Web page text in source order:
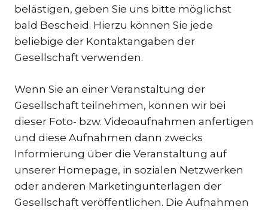
belästigen, geben Sie uns bitte möglichst
bald Bescheid. Hierzu können Sie jede
beliebige der Kontaktangaben der
Gesellschaft verwenden.
Wenn Sie an einer Veranstaltung der
Gesellschaft teilnehmen, können wir bei
dieser Foto- bzw. Videoaufnahmen anfertigen
und diese Aufnahmen dann zwecks
Informierung über die Veranstaltung auf
unserer Homepage, in sozialen Netzwerken
oder anderen Marketingunterlagen der
Gesellschaft veröffentlichen. Die Aufnahmen